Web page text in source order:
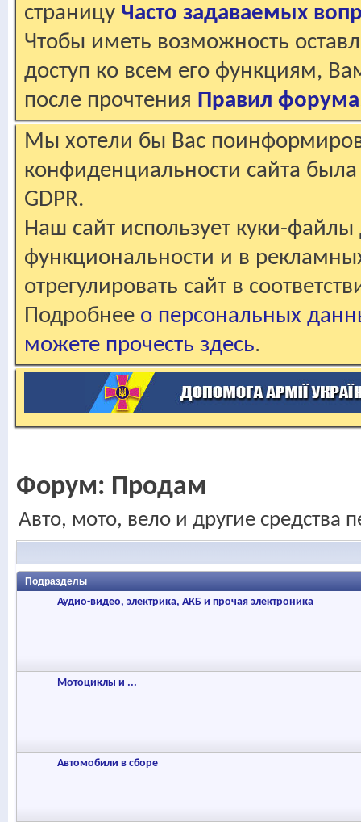
страницу Часто задаваемых
Чтобы иметь возможность
доступ ко всем его функциям,
после прочтения Правил форума
Мы хотели бы Вас
конфиденциальности сайта
GDPR.
Наш сайт использует куки-файлы
функциональности и в
отрегулировать сайт в
Подробнее о персональных
можете прочесть здесь.
Форум: Продам
Авто, мото, вело и другие средства
Подразделы
Аудио-видео, электрика, АКБ и прочая электроника
Мотоциклы и ...
Автомобили в сборе